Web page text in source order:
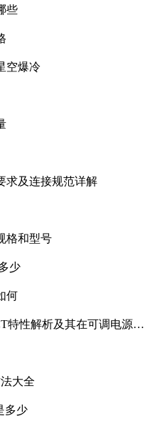
些
空爆冷
求及连接规范详解
格和型号
少
何
特性解析及其在可调电源设
大全
多少